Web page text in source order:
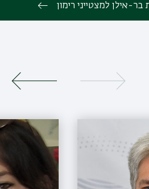
אילן למצטייני רימון